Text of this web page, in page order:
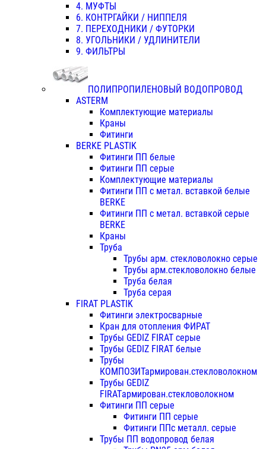
4. МУФТЫ
6. КОНТРГАЙКИ / НИППЕЛЯ
7. ПЕРЕХОДНИКИ / ФУТОРКИ
8. УГОЛЬНИКИ / УДЛИНИТЕЛИ
9. ФИЛЬТРЫ
ПОЛИПРОПИЛЕНОВЫЙ ВОДОПРОВОД
ASTERM
Комплектующие материалы
Краны
Фитинги
BERKE PLASTIK
Фитинги ПП белые
Фитинги ПП серые
Комплектующие материалы
Фитинги ПП с метал. вставкой белые
BERKE
Фитинги ПП с метал. вставкой серые
BERKE
Краны
Труба
Трубы арм. стекловолокно серые
Трубы арм.стекловолокно белые
Труба белая
Труба серая
FIRAT PLASTIK
Фитинги электросварные
Кран для отопления ФИРАТ
Трубы GEDIZ FIRAT серые
Трубы GEDIZ FIRAT белые
Трубы
КОМПОЗИТармирован.стекловолокном
Трубы GEDIZ
FIRATармирован.стекловолокном
Фитинги ПП серые
Фитинги ПП серые
Фитинги ППс металл. серые
Трубы ПП водопровод белая